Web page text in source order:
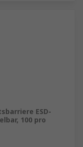
ESD-
100 pro